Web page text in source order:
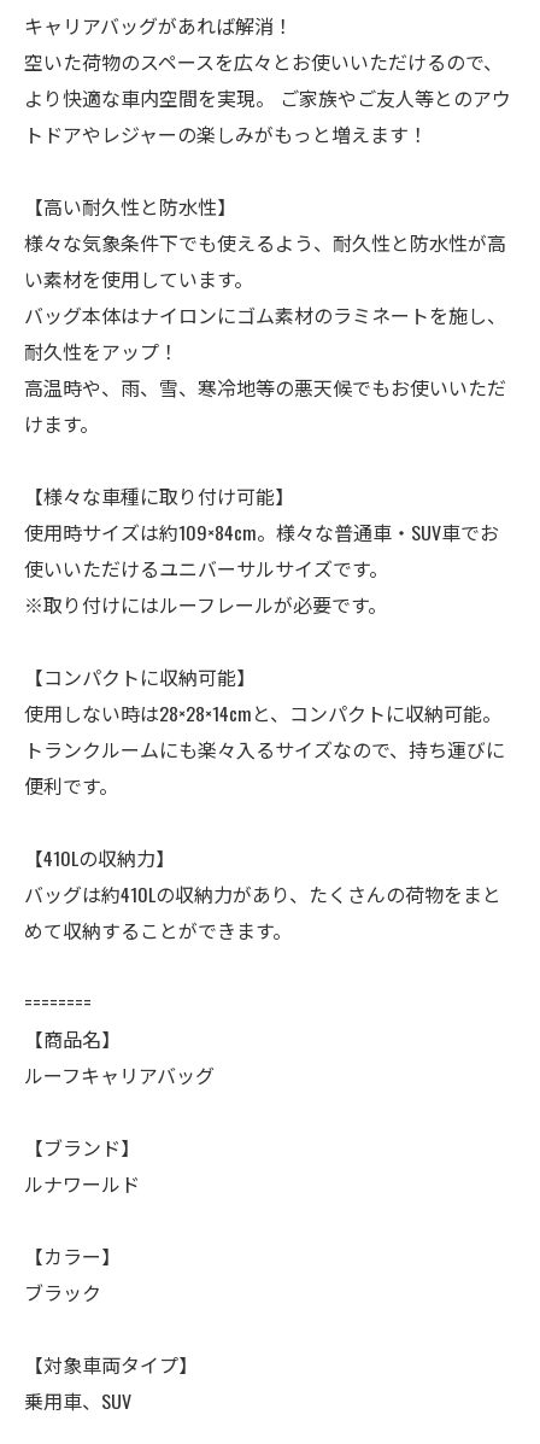
キャリアバッグがあれば解消！
空いた荷物のスペースを広々とお使いいただけるので、
より快適な車内空間を実現。 ご家族やご友人等とのアウ
トドアやレジャーの楽しみがもっと増えます！
【高い耐久性と防水性】
様々な気象条件下でも使えるよう、耐久性と防水性が高
い素材を使用しています。
バッグ本体はナイロンにゴム素材のラミネートを施し、
耐久性をアップ！
高温時や、雨、雪、寒冷地等の悪天候でもお使いいただ
けます。
【様々な車種に取り付け可能】
使用時サイズは約109×84cm。様々な普通車・SUV車でお
使いいただけるユニバーサルサイズです。
※取り付けにはルーフレールが必要です。
【コンパクトに収納可能】
使用しない時は28×28×14cmと、コンパクトに収納可能。
トランクルームにも楽々入るサイズなので、持ち運びに
便利です。
【410Lの収納力】
バッグは約410Lの収納力があり、たくさんの荷物をまと
めて収納することができます。
========
【商品名】
ルーフキャリアバッグ
【ブランド】
ルナワールド
【カラー】
ブラック
【対象車両タイプ】
乗用車、SUV